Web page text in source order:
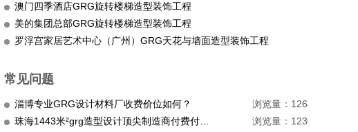
澳门四季酒店GRG旋转楼梯造型装饰工程
美的集团总部GRG旋转楼梯造型装饰工程
罗浮宫家居艺术中心（广州）GRG天花与墙面造型装饰工程
常见问题
淄博专业GRG设计材料厂收费价位如何？
浏览量：1264
浏览量：1230